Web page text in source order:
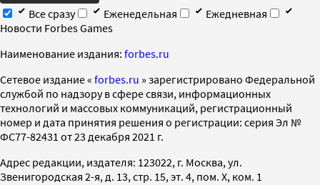
Все сразу
Еженедельная
Ежедневная
Новости Forbes Games
Наименование издания: forbes.ru
Cетевое издание « forbes.ru » зарегистрировано Федеральной
службой по надзору в сфере связи, информационных
технологий и массовых коммуникаций, регистрационный
номер и дата принятия решения о регистрации: серия Эл №
ФС77-82431 от 23 декабря 2021 г.
Адрес редакции, издателя: 123022, г. Москва, ул.
Звенигородская 2-я, д. 13, стр. 15, эт. 4, пом. X, ком. 1